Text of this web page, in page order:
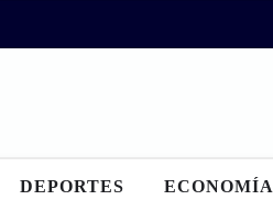
DEPORTES ECONOMÍA